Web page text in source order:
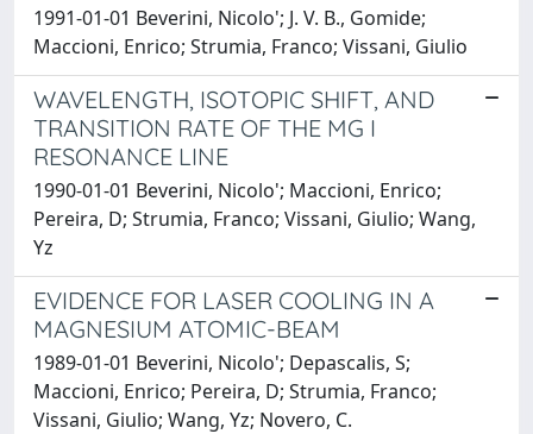
1991-01-01 Beverini, Nicolo'; J. V. B., Gomide;
Maccioni, Enrico; Strumia, Franco; Vissani, Giulio
WAVELENGTH, ISOTOPIC SHIFT, AND
TRANSITION RATE OF THE MG I
RESONANCE LINE
1990-01-01 Beverini, Nicolo'; Maccioni, Enrico;
Pereira, D; Strumia, Franco; Vissani, Giulio; Wang,
Yz
EVIDENCE FOR LASER COOLING IN A
MAGNESIUM ATOMIC-BEAM
1989-01-01 Beverini, Nicolo'; Depascalis, S;
Maccioni, Enrico; Pereira, D; Strumia, Franco;
Vissani, Giulio; Wang, Yz; Novero, C.